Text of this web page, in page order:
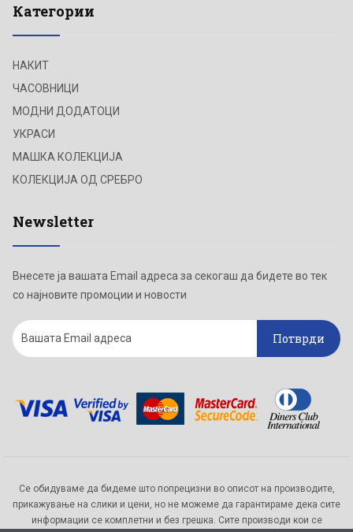
Категории
НАКИТ
ЧАСОВНИЦИ
МОДНИ ДОДАТОЦИ
УКРАСИ
МАШКА КОЛЕКЦИЈА
КОЛЕКЦИЈА ОД СРЕБРО
Newsletter
Внесете ја вашата Email адреса за секогаш да бидете во тек
со најновите промоции и новости
Потврди
Се обидуваме да бидеме што попрецизни во описот на производите,
прикажување на слики и цени, но не можеме да гарантираме дека сите
информации се комплетни и без грешка. Сите производи кои се